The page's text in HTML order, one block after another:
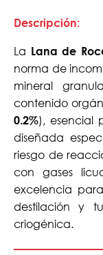
Descripción:
La Lana de
norma de
mineral
contenido
0.2%), esencial
diseñada
riesgo de
con gases
excelencia
destilación y
criogénica.